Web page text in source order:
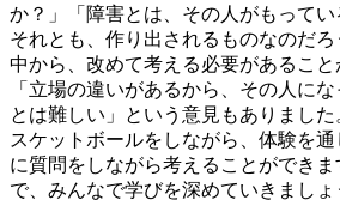
か？」「障害とは、その人がもってい
それとも、作り出されるものなのだ
中から、改めて考える必要があること
「立場の違いがあるから、その人に
とは難しい」という意見もありまし
スケットボールをしながら、体験を
に質問をしながら考えることができ
で、みんなで学びを深めていきましょ